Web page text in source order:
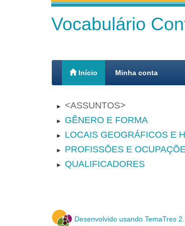
Vocabulário
Início Minha conta
► ASSUNTOS
► GÊNERO E FORMA
► LOCAIS GEOGRÁFICOS E
► PROFISSÕES E
► QUALIFICADORES
Desenvolvido usando TemaTres